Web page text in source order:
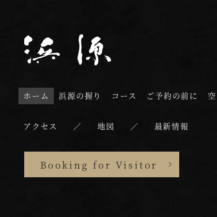
ホーム 浜源の握り コース ご予約の前に
アクセス 地図 最新情報
Booking for Visitor